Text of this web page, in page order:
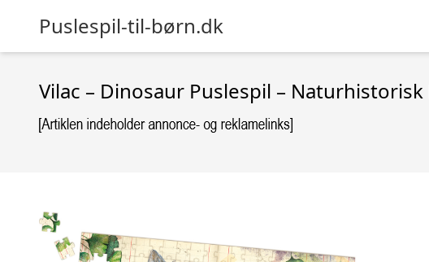
Puslespil-til-børn.dk
Vilac – Dinosaur Puslespil –